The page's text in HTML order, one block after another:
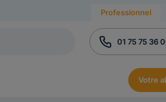
Professionnel
01 75 75 36
Votre